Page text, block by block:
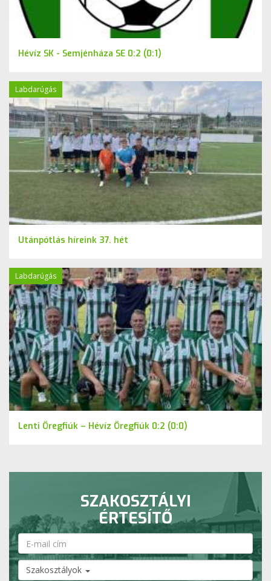
Hévíz SK - Semjénháza SE 0:2 (0:1)
Labdarúgás
Utánpótlás híreink 37. hét
Labdarúgás
Lenti Öregfiúk – Hévíz Öregfiúk 0:2 (0:0)
SZAKOSZTÁLYI
ÉRTESÍTŐ
Szakosztályok